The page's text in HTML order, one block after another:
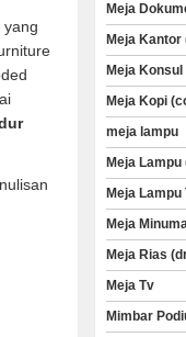
yang
Meja
Meja
Meja Konsul
Meja Kopi
meja lampu
Meja
Meja
Meja
Meja Rias
Meja Tv
Mimbar